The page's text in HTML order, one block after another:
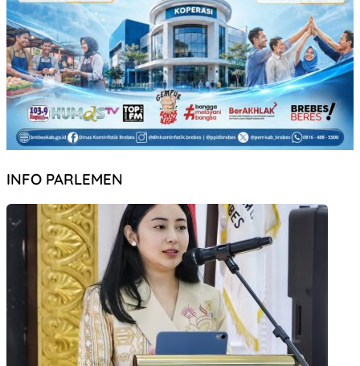
INFO PARLEMEN